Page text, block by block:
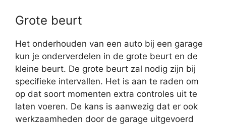
Grote beurt
Het onderhouden van een auto bij een garage
kun je onderverdelen in de grote beurt en de
kleine beurt. De grote beurt zal nodig zijn bij
specifieke intervallen. Het is aan te raden om
op dat soort momenten extra controles uit te
laten voeren. De kans is aanwezig dat er ook
werkzaamheden door de garage uitgevoerd